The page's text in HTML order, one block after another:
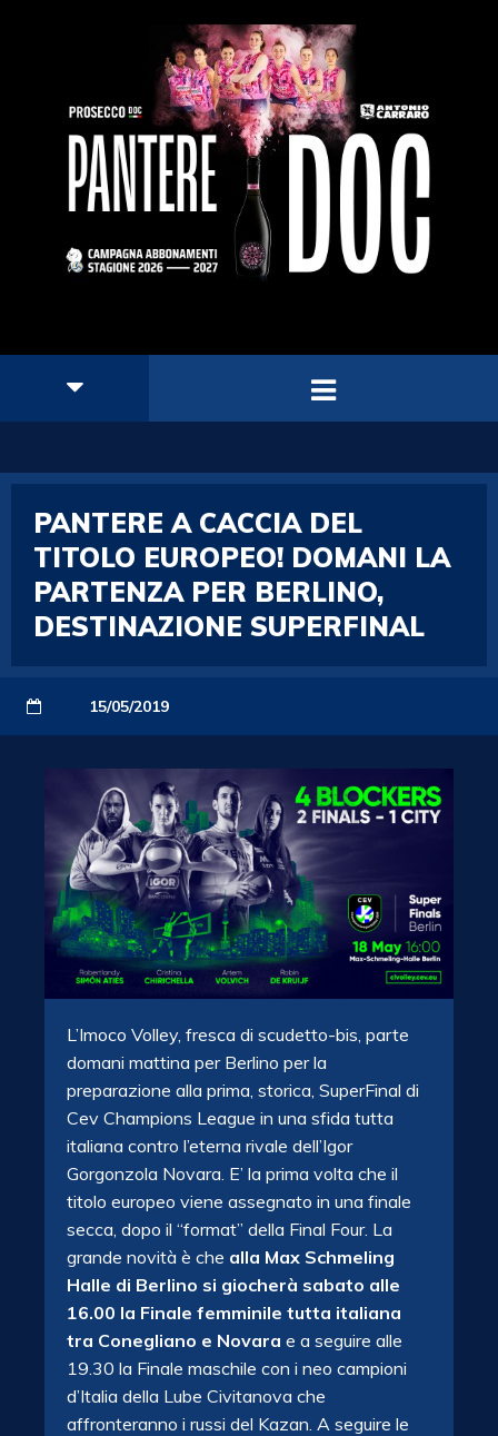
PANTERE A CACCIA DEL
TITOLO EUROPEO! DOMANI LA
PARTENZA PER BERLINO,
DESTINAZIONE SUPERFINAL
15/05/2019
L’Imoco Volley, fresca di scudetto-bis, parte
domani mattina per Berlino per la
preparazione alla prima, storica, SuperFinal di
Cev Champions League in una sfida tutta
italiana contro l’eterna rivale dell’Igor
Gorgonzola Novara. E’ la prima volta che il
titolo europeo viene assegnato in una finale
secca, dopo il “format” della Final Four. La
grande novità è che alla Max Schmeling
Halle di Berlino si giocherà sabato alle
16.00 la Finale femminile tutta italiana
tra Conegliano e Novara e a seguire alle
19.30 la Finale maschile con i neo campioni
d’Italia della Lube Civitanova che
affronteranno i russi del Kazan. A seguire le